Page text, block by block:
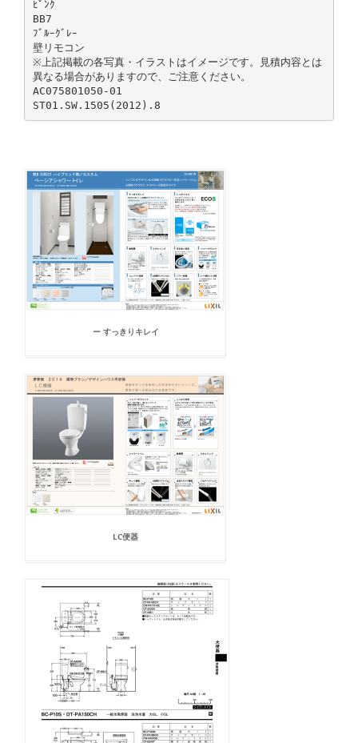
ﾋﾟﾝｸ
BB7
ﾌﾞﾙｰｸﾞﾚｰ
壁リモコン
※上記掲載の各写真・イラストはイメージです。見積内容とは
異なる場合がありますので、ご注意ください。
AC075801050-01
ー すっきりキレイ
LC便器